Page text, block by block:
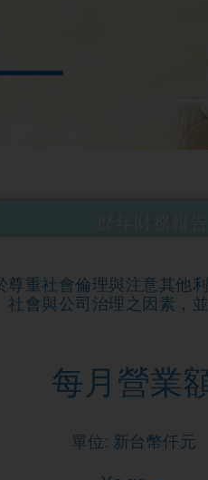
重社會倫理與注意其他
社會與公司治理之因素，
每月營業
單位: 新台幣仟元